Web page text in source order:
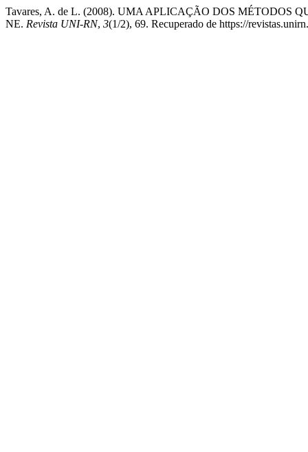
Tavares, A. de L. (2008). UMA APLICAÇÃO DOS MÉTODOS
NE. Revista UNI-RN, 3(1/2), 69. Recuperado de https://